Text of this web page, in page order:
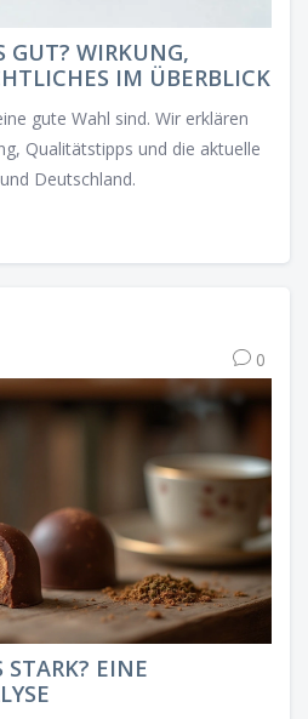
GUT? WIRKUNG,
IM ÜBERBLICK
gute Wahl sind. Wir erklären
Qualitätstipps und die aktuelle
Deutschland.
0
EINE